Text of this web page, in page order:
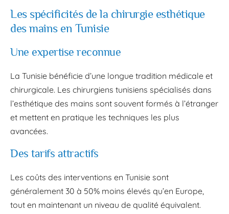
Les spécificités de la chirurgie esthétique
des mains en Tunisie
Une expertise reconnue
La Tunisie bénéficie d’une longue tradition médicale et
chirurgicale. Les chirurgiens tunisiens spécialisés dans
l’esthétique des mains sont souvent formés à l’étranger
et mettent en pratique les techniques les plus
avancées.
Des tarifs attractifs
Les coûts des interventions en Tunisie sont
généralement 30 à 50% moins élevés qu’en Europe,
tout en maintenant un niveau de qualité équivalent.